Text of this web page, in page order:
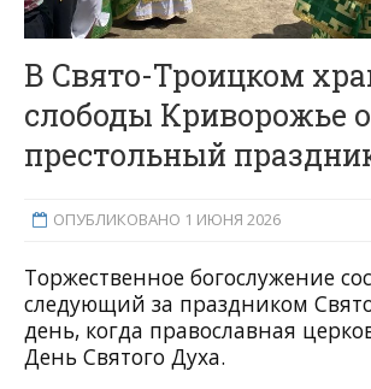
В Свято-Троицком
слободы Криворожье
престольный
ОПУБЛИКОВАНО 1 ИЮНЯ 2026
Торжественное богослужение
следующий за праздником
день, когда православная
День Святого Духа.